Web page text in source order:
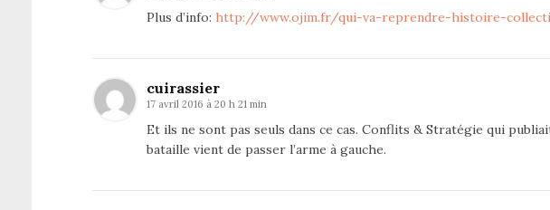
Plus d’info: http://www.ojim.fr/qui-va-reprendre-histoire-
cuirassier
17 avril 2016 à 20 h 21 min
Et ils ne sont pas seuls dans ce cas. Conflits & Stratégie qui
bataille vient de passer l’arme à gauche.